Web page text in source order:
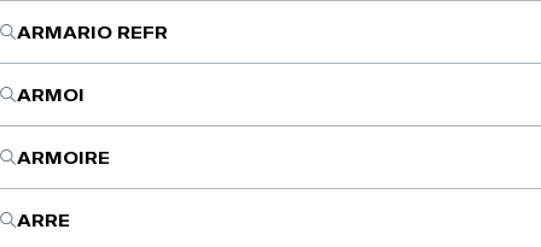
ARMARIO REFR
ARMOI
ARMOIRE
ARRE